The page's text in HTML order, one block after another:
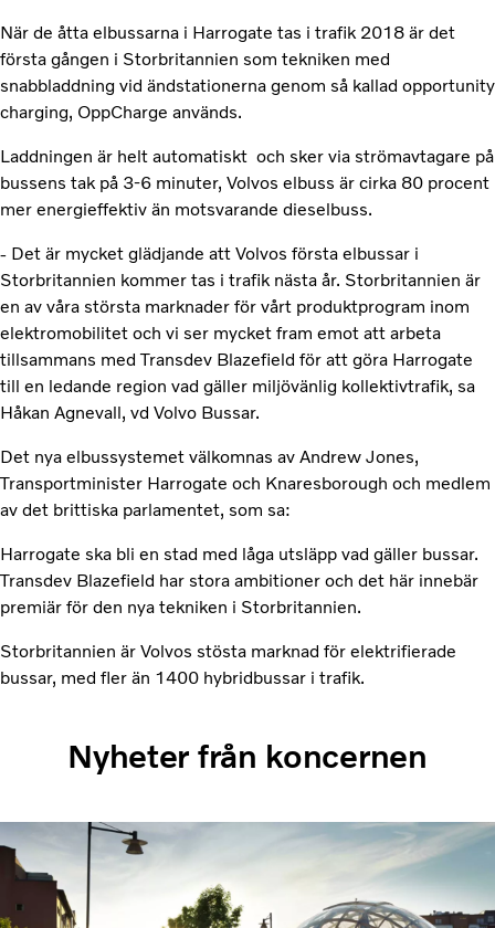
När de åtta elbussarna i Harrogate tas i trafik 2018 är det
första gången i Storbritannien som tekniken med
snabbladdning vid ändstationerna genom så kallad opportunity
charging, OppCharge används.
Laddningen är helt automatiskt och sker via strömavtagare på
bussens tak på 3-6 minuter, Volvos elbuss är cirka 80 procent
mer energieffektiv än motsvarande dieselbuss.
- Det är mycket glädjande att Volvos första elbussar i
Storbritannien kommer tas i trafik nästa år. Storbritannien är
en av våra största marknader för vårt produktprogram inom
elektromobilitet och vi ser mycket fram emot att arbeta
tillsammans med Transdev Blazefield för att göra Harrogate
till en ledande region vad gäller miljövänlig kollektivtrafik, sa
Håkan Agnevall, vd Volvo Bussar.
Det nya elbussystemet välkomnas av Andrew Jones,
Transportminister Harrogate och Knaresborough och medlem
av det brittiska parlamentet, som sa:
Harrogate ska bli en stad med låga utsläpp vad gäller bussar.
Transdev Blazefield har stora ambitioner och det här innebär
premiär för den nya tekniken i Storbritannien.
Storbritannien är Volvos stösta marknad för elektrifierade
bussar, med fler än 1400 hybridbussar i trafik.
Nyheter från koncernen